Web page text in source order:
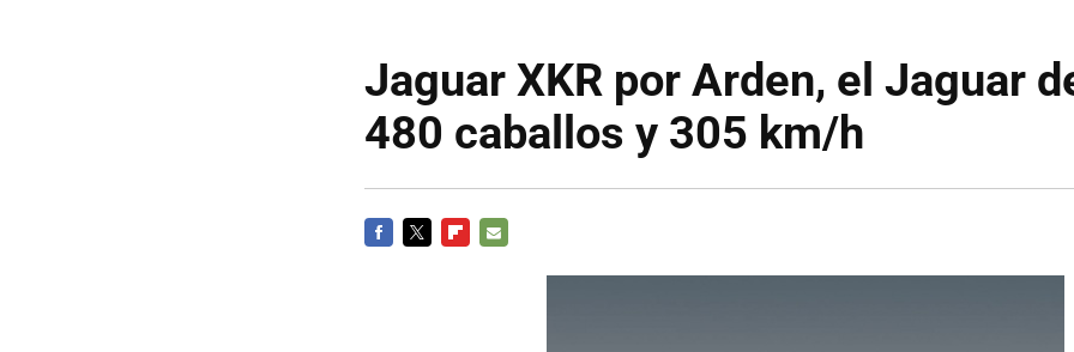
Jaguar XKR por Arden, el Jaguar
480 caballos y 305 km/h